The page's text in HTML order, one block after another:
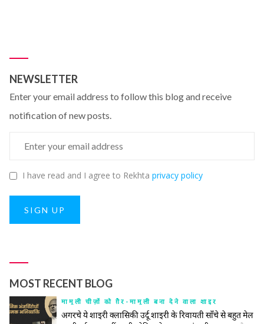
NEWSLETTER
Enter your email address to follow this blog and receive
notification of new posts.
I have read and I agree to Rekhta privacy policy
SIGN UP
MOST RECENT BLOG
मामूली चीज़ों को ग़ैर-मामूली बना देने वाला शाइर
अगरचे ये शाइरी क्लासिकी उर्दू शाइरी के रिवायती साँचे से बहुत मेल